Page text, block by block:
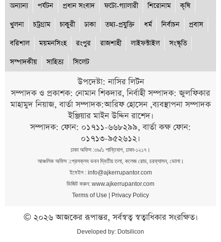
অন্যান্য
পর্যটন প্রধান সংবাদ ফটো-গ্যালারী শিরোনাম
কৃষি
খুলনা
চট্রগ্রাম চাকুরী ঢাকা তথ্য-প্রযুক্তি ধর্ম নির্বাচন
প্রবাস
বরিশাল
ময়মনসিংহ রংপুর রাজশাহী লাইফস্টাইল
সংস্কৃতি
সম্পাদকীয়
সাহিত্য সিলেট
উপদেষ্টা: নাসির লিটন
সম্পাদক ও প্রকাশক: নোমান শিকদার, নির্বাহী সম্পাদক: জুলফিকার
মাহামুদ নিয়াজ, বার্তা সম্পাদক:আরিফ হোসেন ,ব্যবস্থাপনা সম্পাদক
ইঞ্জিয়ার মাইন উদ্দিন রাশেদ।
সম্পাদক: ফোন: ০১৭১১-৬৬৮২৯৯, বার্তা কক্ষ ফোন:
০১৭১৩-৯৫২৬১২।
ঢাকা অফিস :৩৯/১ শান্তিবাগ, ঢাকা-১২১৭।
আঞ্চলিক অফিস :প্রেসক্লব ভবন দ্বিতীয় তলা, কলেজ রোড, চরফ্যাসন, ভোলা।
ইমেইল : info@ajkerrupantor.com
ভিজিট করুন: www.ajkerrupantor.com
Terms of Use | Privacy Policy
© ২০২৬ আজকের রূপান্তর, সর্বস্বত্ব স্বত্বাধিকার সংরক্ষিত।
Developed by: Dotsilicon